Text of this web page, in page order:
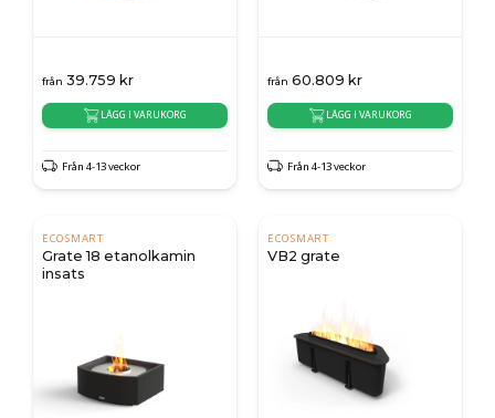
från 39.759 kr
LÄGG I VARUKORG
Från 4-13 veckor
från 60.809 kr
LÄGG I VARUKORG
Från 4-13 veckor
ECOSMART
Grate 18 etanolkamin
insats
ECOSMART
VB2 grate